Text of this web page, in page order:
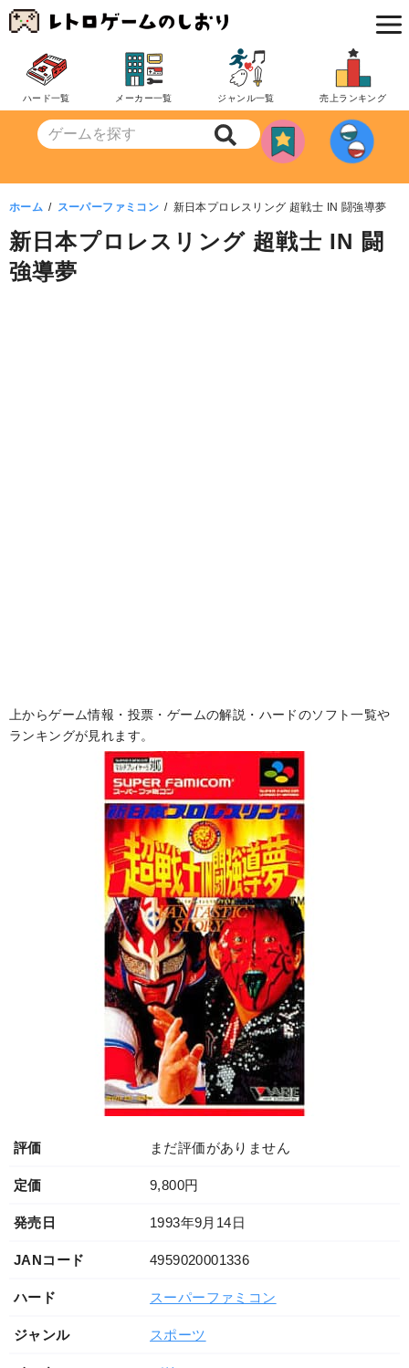
コ
ン
ツ
動
ハード一覧 メーカー一覧 ジャンル一覧 売上ランキング
ホーム スーパーファミコン 新日本プロレスリング 超戦士 IN 闘強導夢
新日本プロレスリング 超戦士 IN 闘
強導夢
上からゲーム情報・投票・ゲームの解説・ハードのソフト一覧や
ランキングが見れます。
評価 まだ評価がありません
定価 9,800円
発売日 1993年9月14日
JANコード 4959020001336
ハード スーパーファミコン
ジャンル スポーツ